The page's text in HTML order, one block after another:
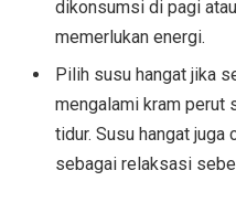
dikonsumsi di pagi
memerlukan energi.
Pilih susu hangat jika
mengalami kram perut
tidur. Susu hangat
sebagai relaksasi